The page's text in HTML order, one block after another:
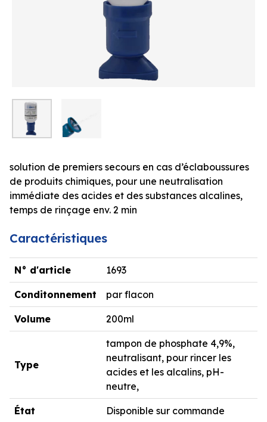
solution de premiers secours en cas d’éclaboussures
de produits chimiques, pour une neutralisation
immédiate des acides et des substances alcalines,
temps de rinçage env. 2 min
Caractéristiques
N° d'article 1693
Conditonnement par flacon
Volume 200ml
Type
tampon de phosphate 4,9%,
neutralisant, pour rincer les
acides et les alcalins, pH-
neutre,
État Disponible sur commande